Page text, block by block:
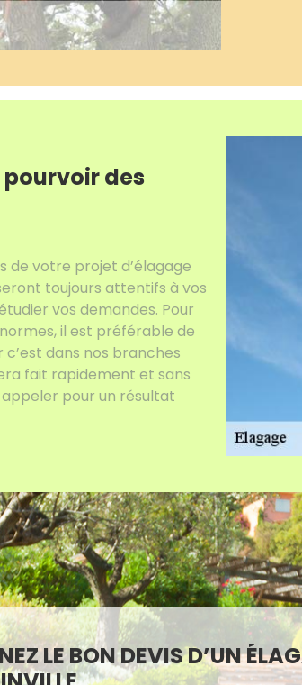
des
de votre projet d’élagage
toujours attentifs à vos
vos demandes. Pour
il est préférable de
dans nos branches
fait rapidement et sans
appeler pour un résultat
LE BON DEVIS D’UN